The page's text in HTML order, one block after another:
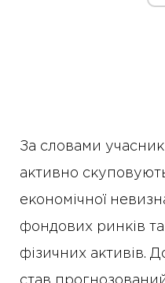
За словами
активно
економічної
фондових ринків
фізичних активів.